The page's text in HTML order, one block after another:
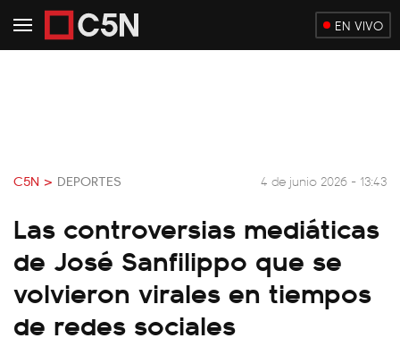
EN VIVO
C5N > DEPORTES 4 de junio 2026 - 13:43
Las controversias mediáticas
de José Sanfilippo que se
volvieron virales en tiempos
de redes sociales